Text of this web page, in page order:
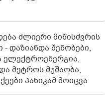
ძლიერი მიწისძვრის
- დაზიანდა შენობები,
ელექტროენერგია,
მეტროს მუშაობა,
პანიკამ მოიცვა